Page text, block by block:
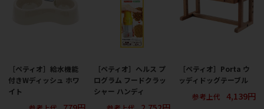
［ペティオ］給水機能
付きWディッシュ ホワ
イト
［ペティオ］ヘルス プ
ログラム フードクラッ
シャー ハンディ
［ペティオ］Porta ウ
ッディドッグテーブル
参考上代
4,139円